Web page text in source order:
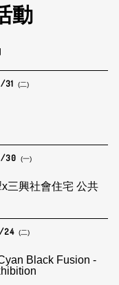
動
31 (二)
30 (一)
社會住宅 公共
24 (二)